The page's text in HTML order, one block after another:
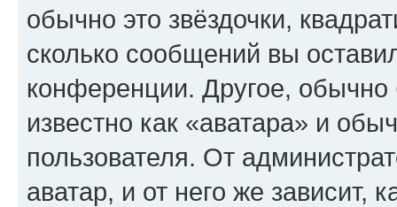
обычно это звёздочки,
сколько сообщений вы
конференции. Другое,
известно как «аватара» и
пользователя. От
аватар, и от него же зависит,